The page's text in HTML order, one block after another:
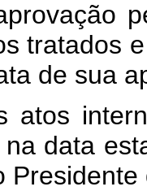
tratados
de sua
data